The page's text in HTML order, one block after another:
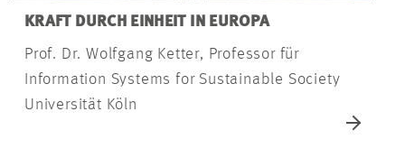
KRAFT DURCH EINHEIT IN EUROPA
Prof. Dr. Wolfgang Ketter, Professor für
Information Systems for Sustainable Society
Universität Köln